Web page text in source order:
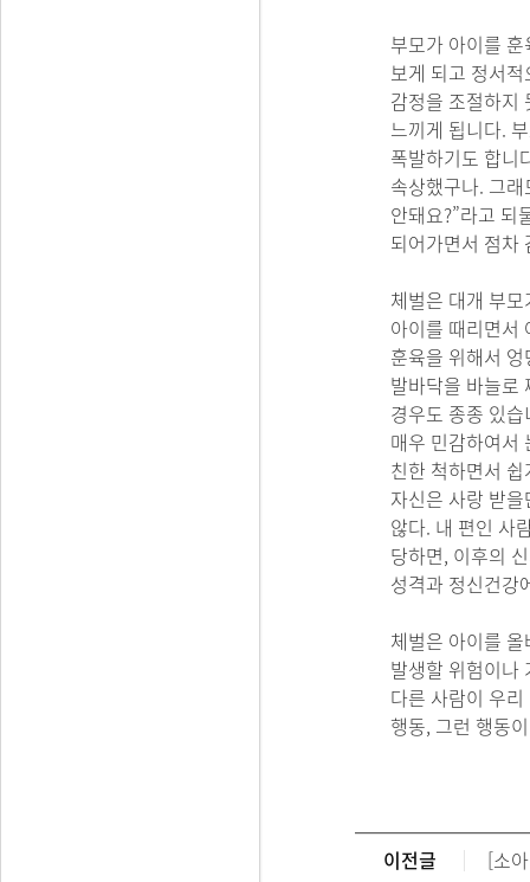
부모가 아이를
보게 되고 정서
감정을 조절하지
느끼게 됩니다.
폭발하기도 합니
속상했구나. 그
안돼요?”라고 되
되어가면서 점차
체벌은 대개 부
아이를 때리면서
훈육을 위해서
발바닥을 바늘로
경우도 종종 있
매우 민감하여서
친한 척하면서
자신은 사랑 받
않다. 내 편인 사
당하면, 이후의
성격과 정신건강
체벌은 아이를
발생할 위험이나
다른 사람이 우
행동, 그런 행동
이전글
[소